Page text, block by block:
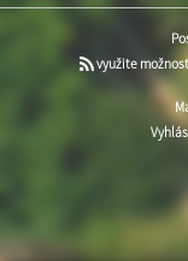
využite